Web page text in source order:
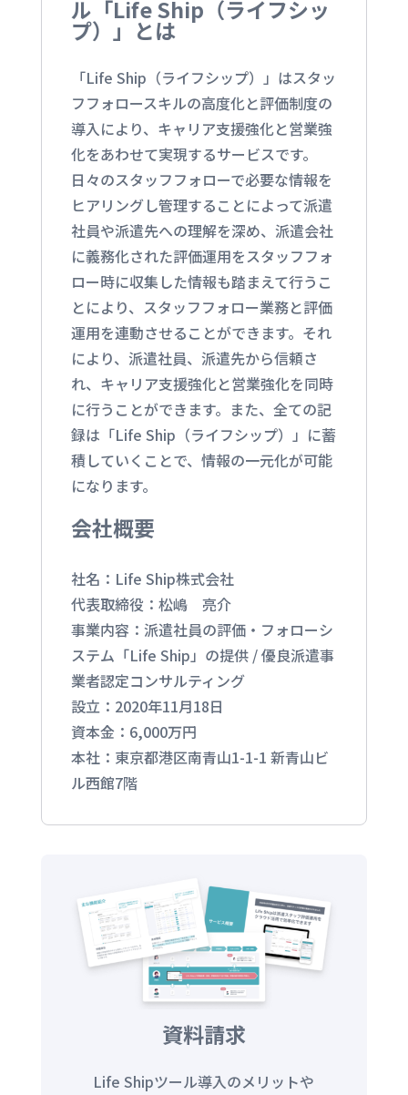
ル「Life Ship（ライフシッ
プ）」とは
「Life Ship（ライフシップ）」はスタッ
フフォロースキルの高度化と評価制度の
導入により、キャリア支援強化と営業強
化をあわせて実現するサービスです。
日々のスタッフフォローで必要な情報を
ヒアリングし管理することによって派遣
社員や派遣先への理解を深め、派遣会社
に義務化された評価運用をスタッフフォ
ロー時に収集した情報も踏まえて行うこ
とにより、スタッフフォロー業務と評価
運用を連動させることができます。それ
により、派遣社員、派遣先から信頼さ
れ、キャリア支援強化と営業強化を同時
に行うことができます。また、全ての記
録は「Life Ship（ライフシップ）」に蓄
積していくことで、情報の一元化が可能
になります。
会社概要
社名：Life Ship株式会社
代表取締役：松嶋 亮介
事業内容：派遣社員の評価・フォローシ
ステム「Life Ship」の提供 / 優良派遣事
業者認定コンサルティング
設立：2020年11月18日
資本金：6,000万円
本社：東京都港区南青山1-1-1 新青山ビ
ル西館7階
資料請求
Life Shipツール導入のメリットや